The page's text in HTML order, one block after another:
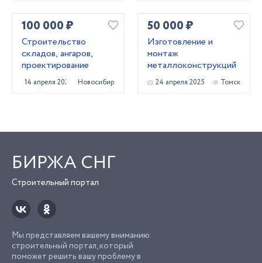
100 000 ₽
Строительство
складов, ангаров,
проектирование
14 апреля 2022 Новосибирск
50 000 ₽
Изготовление и
монтаж
металлоконструкций
24 апреля 2025 Томск
БИРЖА СНГ
Строительный портал
Мы представляем вашему вниманию
строительный портал, который
поможет решить вашу проблему в